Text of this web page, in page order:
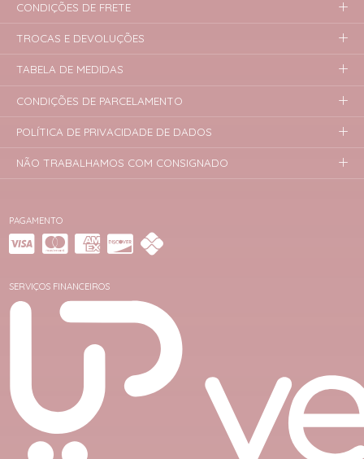
PAGAMENTO
SERVIÇOS FINANCEIROS
CONDIÇÕES DE FRETE
TROCAS E DEVOLUÇÕES
TABELA DE MEDIDAS
CONDIÇÕES DE PARCELAMENTO
POLÍTICA DE PRIVACIDADE DE DADOS
NÃO TRABALHAMOS COM CONSIGNADO